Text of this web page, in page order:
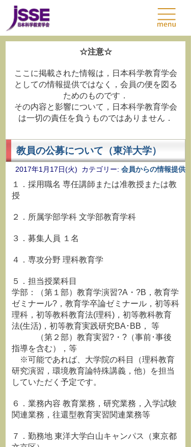
☆注意☆
ここに掲載された情報は，日本科学教育学会
としての情報提供ではなく，会員の便を図る
ためのものです．
その内容と影響について，日本科学教育学会
は一切の責任を負うものではありません．
教員の公募について（東洋大学）
2017年1月17日(火) カテゴリー: 会員からの情報提供
１．採用職名 専任講師または准教授または教
授
２．所属学部学科 文学部教育学科
３．募集人員 １名
４．専攻分野 理科教育学
５．担当授業科目
学部：（第１部）教育学演習?A・?B，教育学
ゼミナール?，教育学卒論ゼミナール，初等科
理科，初等教科教育法(理科)，初等教科教育
法(生活)，初等教育実践研究BA･BB， 等
（第２部）教育実習?・?（事前･事後
指導を含む），等
※可能であれば、大学院の科目（理科教育
研究演習，環境教育論特殊講義，他）を担当
していただく予定です。
６．業務内容 教育業務，研究業務，入学試験
関連業務，往還型教育実習関連業務等
７．勤務地 東洋大学白山キャンパス（東京都